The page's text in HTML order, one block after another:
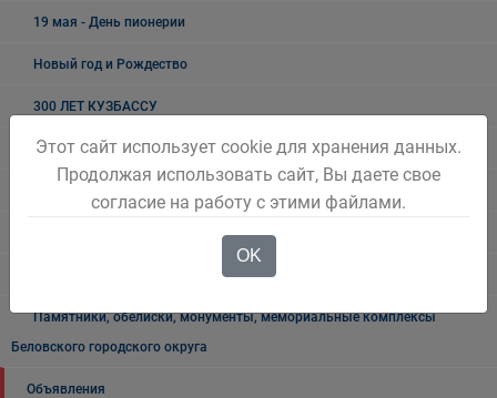
19 мая - День пионерии
Новый год и Рождество
300 ЛЕТ КУЗБАССУ
Как живёшь, ветеран?
Памятники, обелиски, монументы, мемориальные комплексы
Беловского городского округа
Объявления
Этот сайт использует cookie для хранения данных.
Продолжая использовать сайт, Вы даете свое
согласие на работу с этими файлами.
OK